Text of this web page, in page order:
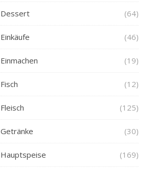
Dessert (64)
Einkäufe (46)
Einmachen (19)
Fisch (12)
Fleisch (125)
Getränke (30)
Hauptspeise (169)